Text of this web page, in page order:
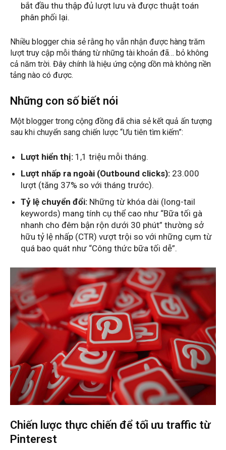
bắt đầu thu thập đủ lượt lưu và được thuật toán
phân phối lại.
Nhiều blogger chia sẻ rằng họ vẫn nhận được hàng trăm
lượt truy cập mỗi tháng từ những tài khoản đã… bỏ không
cả năm trời. Đây chính là hiệu ứng cộng dồn mà không nền
tảng nào có được.
Những con số biết nói
Một blogger trong cộng đồng đã chia sẻ kết quả ấn tượng
sau khi chuyển sang chiến lược “Ưu tiên tìm kiếm”:
Lượt hiển thị: 1,1 triệu mỗi tháng.
Lượt nhấp ra ngoài (Outbound clicks): 23.000
lượt (tăng 37% so với tháng trước).
Tỷ lệ chuyển đổi: Những từ khóa dài (long-tail
keywords) mang tính cụ thể cao như “Bữa tối gà
nhanh cho đêm bận rộn dưới 30 phút” thường sở
hữu tỷ lệ nhấp (CTR) vượt trội so với những cụm từ
quá bao quát như “Công thức bữa tối dễ”.
Chiến lược thực chiến để tối ưu traffic từ
Pinterest